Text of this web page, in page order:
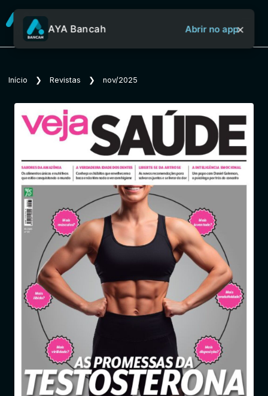
Sobre o Aya Bancah
Revistas
Jornais
Notícias
Entrar
AYA Bancah Abrir no app×
Início ❯ Revistas ❯ nov/2025